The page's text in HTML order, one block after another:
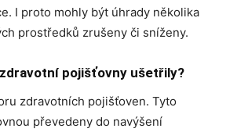
I proto mohly být úhrady několika
prostředků zrušeny či sníženy.
pojišťovny ušetřily?
zdravotních pojišťoven. Tyto
převedeny do navýšení